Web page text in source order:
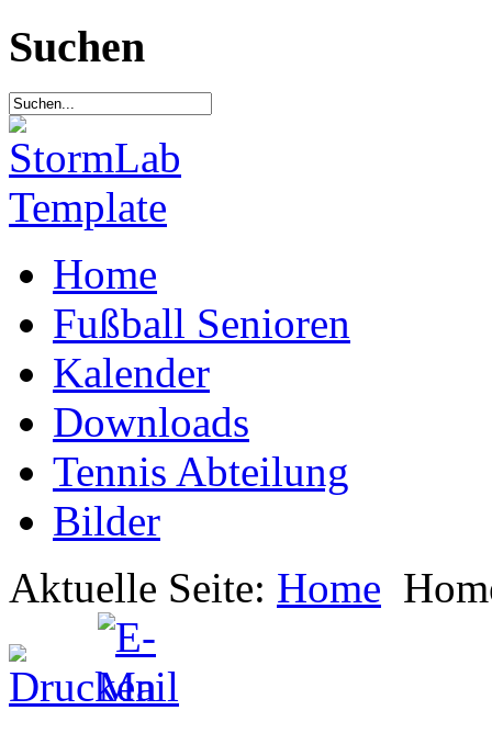
Suchen
Home
Fußball Senioren
Kalender
Downloads
Tennis Abteilung
Bilder
Aktuelle Seite: Home